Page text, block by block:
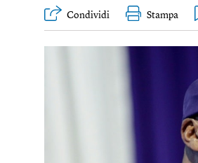
Condividi Stampa